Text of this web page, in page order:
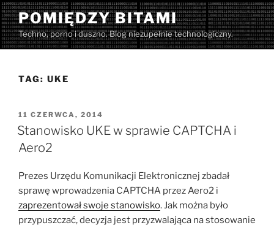
Przejdź
do
treści
POMIĘDZY BITAMI
Techno, porno i duszno. Blog niezupełnie technologiczny.
TAG: UKE
OPUBLIKOWANE
W
11 CZERWCA, 2014
Stanowisko UKE w sprawie CAPTCHA i
Aero2
Prezes Urzędu Komunikacji Elektronicznej zbadał
sprawę wprowadzenia CAPTCHA przez Aero2 i
zaprezentował swoje stanowisko. Jak można było
przypuszczać, decyzja jest przyzwalająca na stosowanie